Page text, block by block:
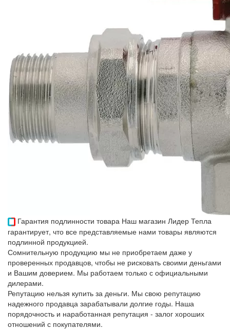
Гарантия подлинности товара Наш магазин Лидер Тепла
гарантирует, что все представляемые нами товары являются
подлинной продукцией.
Сомнительную продукцию мы не приобретаем даже у
проверенных продавцов, чтобы не рисковать своими деньгами
и Вашим доверием. Мы работаем только с официальными
дилерами.
Репутацию нельзя купить за деньги. Мы свою репутацию
надежного продавца зарабатывали долгие годы. Наша
порядочность и наработанная репутация - залог хороших
отношений с покупателями.